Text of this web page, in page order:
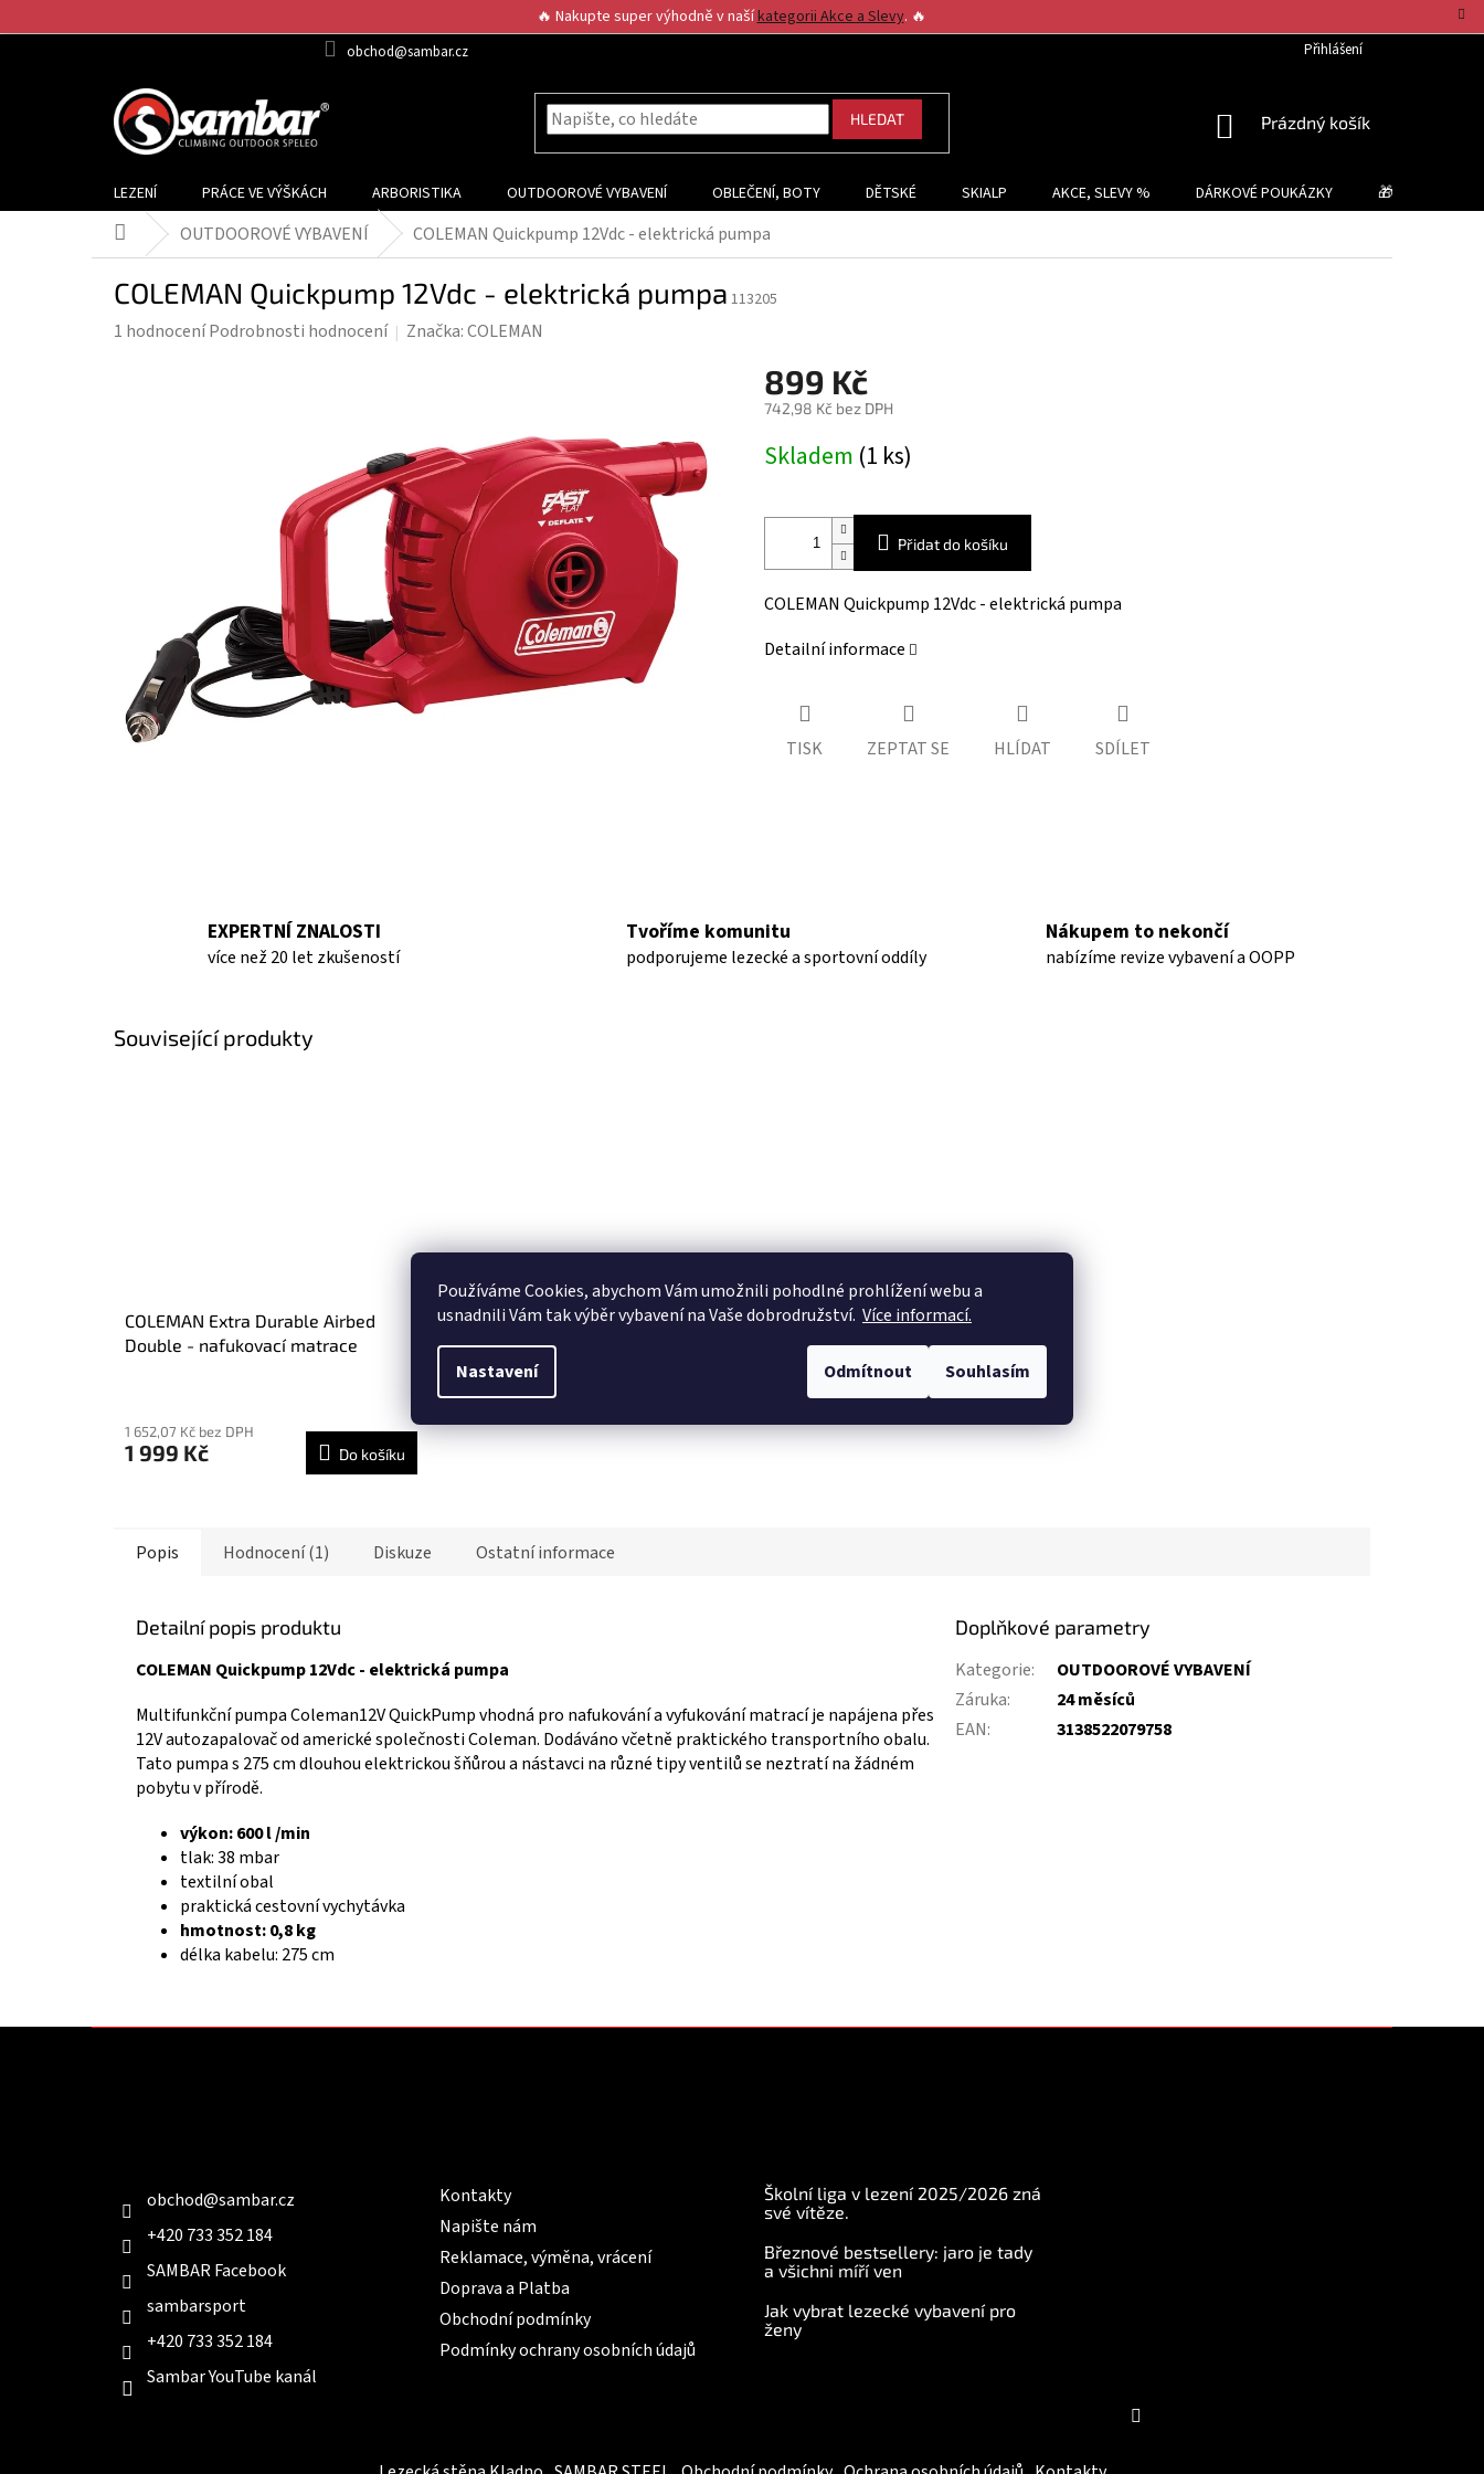
Používáme Cookies, abychom Vámumožnili pohodlné prohlížení webu a
usnadnili Vám tak výběr vybavení na Vaše dobrodružství. Více informací.
Nastavení Odmítnout Souhlasím
na
🔥 Nakupte super výhodně v našíkategorii Akce a Slevy. 🔥
obchod@sambar.cz Přihlášení
HLEDAT
NÁKUPNÍ
Prázdný košík
LEZENÍ PRÁCE VE VÝŠKÁCH ARBORISTIKA OUTDOOROVÉ VYBAVENÍ OBLEČENÍ, BOTY DĚTSKÉ SKIALP AKCE, SLEVY % DÁRKOVÉ POUKÁZKY 🎁 TIPY NA
Domů OUTDOOROVÉ VYBAVENÍ COLEMAN Quickpump 12Vdc - elektrická pumpa
COLEMAN Quickpump 12Vdc - elektrická pumpa 113205
Průměrné
1 hodnoceníPodrobnosti hodnocení Značka:COLEMAN
899 Kč
742,98 Kč bez DPH
cena:
Skladem (1 ks)
Přidat do košíku
COLEMAN Quickpump 12Vdc - elektrická pumpa
Detailní informace
TISK ZEPTAT SE HLÍDAT SDÍLET
EXPERTNÍ ZNALOSTI
více než 20 let zkušeností
Tvoříme komunitu
podporujeme lezecké a sportovní oddíly
Nákupem to nekončí
nabízíme revize vybavení a OOPP
Související produkty
COLEMAN Extra Durable Airbed
Double - nafukovací matrace
produktu
je
hvězdiček.
1 652,07 Kč bez DPH
1 999 Kč Do košíku
Popis Hodnocení (1) Diskuze Ostatní informace
Detailní popis produktu
COLEMAN Quickpump 12Vdc - elektrická pumpa
Multifunkční pumpa Coleman12V QuickPump vhodná pro nafukování a vyfukování matrací je napájena přes
12V autozapalovač od americké společnosti Coleman. Dodáváno včetně praktického transportního obalu.
Tato pumpa s 275 cm dlouhou elektrickou šňůrou a nástavci na různé tipy ventilů se neztratí na žádném
pobytu v přírodě.
výkon: 600 l /min
tlak: 38 mbar
textilní obal
praktická cestovní vychytávka
hmotnost: 0,8 kg
délka kabelu: 275 cm
Doplňkové parametry
Kategorie:
OUTDOOROVÉ VYBAVENÍ
Záruka:
24 měsíců
EAN: 3138522079758
obchod@sambar.cz
+420 733 352 184
SAMBAR Facebook
sambarsport
+420 733 352 184
Sambar YouTube kanál
Kontakty
Napište nám
Reklamace, výměna, vrácení
Doprava a Platba
Obchodní podmínky
Podmínky ochrany osobních údajů
Školní liga v lezení 2025/2026 zná
své vítěze.
Březnové bestsellery: jaro je tady
a všichni míří ven
Jak vybrat lezecké vybavení pro
ženy